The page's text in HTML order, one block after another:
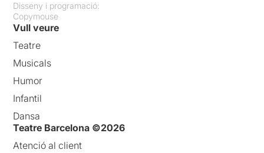
Disseny i programació:
Copymouse
Vull veure
Teatre
Musicals
Humor
Infantil
Dansa
Teatre Barcelona ©2026
Atenció al client